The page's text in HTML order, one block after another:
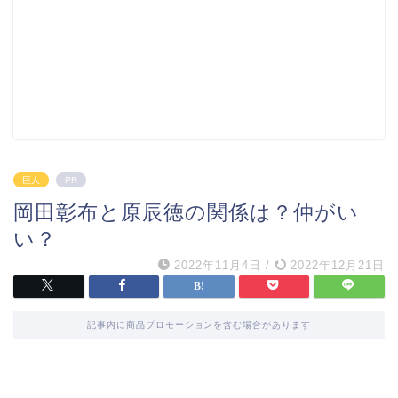
巨人 PR
岡田彰布と原辰徳の関係は？仲がい
い？
2022年11月4日 / 2022年12月21日
記事内に商品プロモーションを含む場合があります